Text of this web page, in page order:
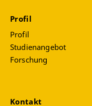
theoretische
Angewandte
Durchführung
Projekten und
ein selbst
Profil
Profil
Studienangebot
Forschung
Kontakt